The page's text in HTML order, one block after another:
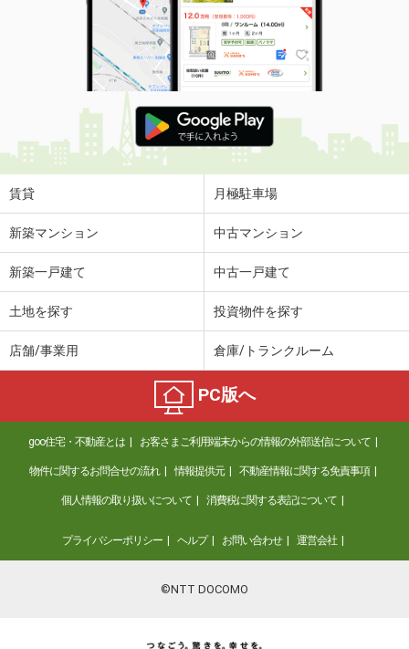
賃貸 月極駐車場
新築マンション 中古マンション
新築一戸建て 中古一戸建て
土地を探す 投資物件を探す
店舗/事業用 倉庫/トランクルーム
PC版へ
goo住宅・不動産とは お客さまご利用端末からの情報の外部送信について
物件に関するお問合せの流れ 情報提供元 不動産情報に関する免責事項
個人情報の取り扱いについて 消費税に関する表記について
プライバシーポリシー ヘルプ お問い合わせ 運営会社
©NTT DOCOMO